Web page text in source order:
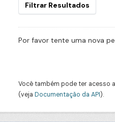
Filtrar Resultados
Por favor tente uma nova
Você também pode ter acesso
(veja Documentação da API).